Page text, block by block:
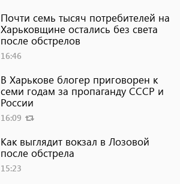
Почти семь тысяч потребителей на
Харьковщине остались без света
после обстрелов
16:46
В Харькове блогер приговорен к
семи годам за пропаганду СССР и
России
16:09
Как выглядит вокзал в Лозовой
после обстрела
15:23